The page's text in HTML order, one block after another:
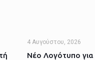
4 Αυγούστου, 2026
Νέο Λογότυπο για